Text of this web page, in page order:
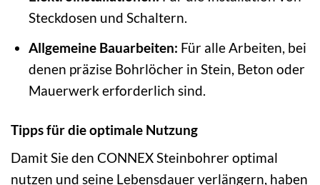
Steckdosen und Schaltern.
Allgemeine Bauarbeiten: Für alle Arbeiten, bei
denen präzise Bohrlöcher in Stein, Beton oder
Mauerwerk erforderlich sind.
Tipps für die optimale Nutzung
Damit Sie den CONNEX Steinbohrer optimal
nutzen und seine Lebensdauer verlängern, haben